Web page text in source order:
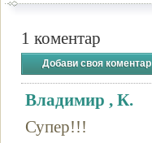
1 коментар
Добави своя коментар
Владимир , К.
Супер!!!